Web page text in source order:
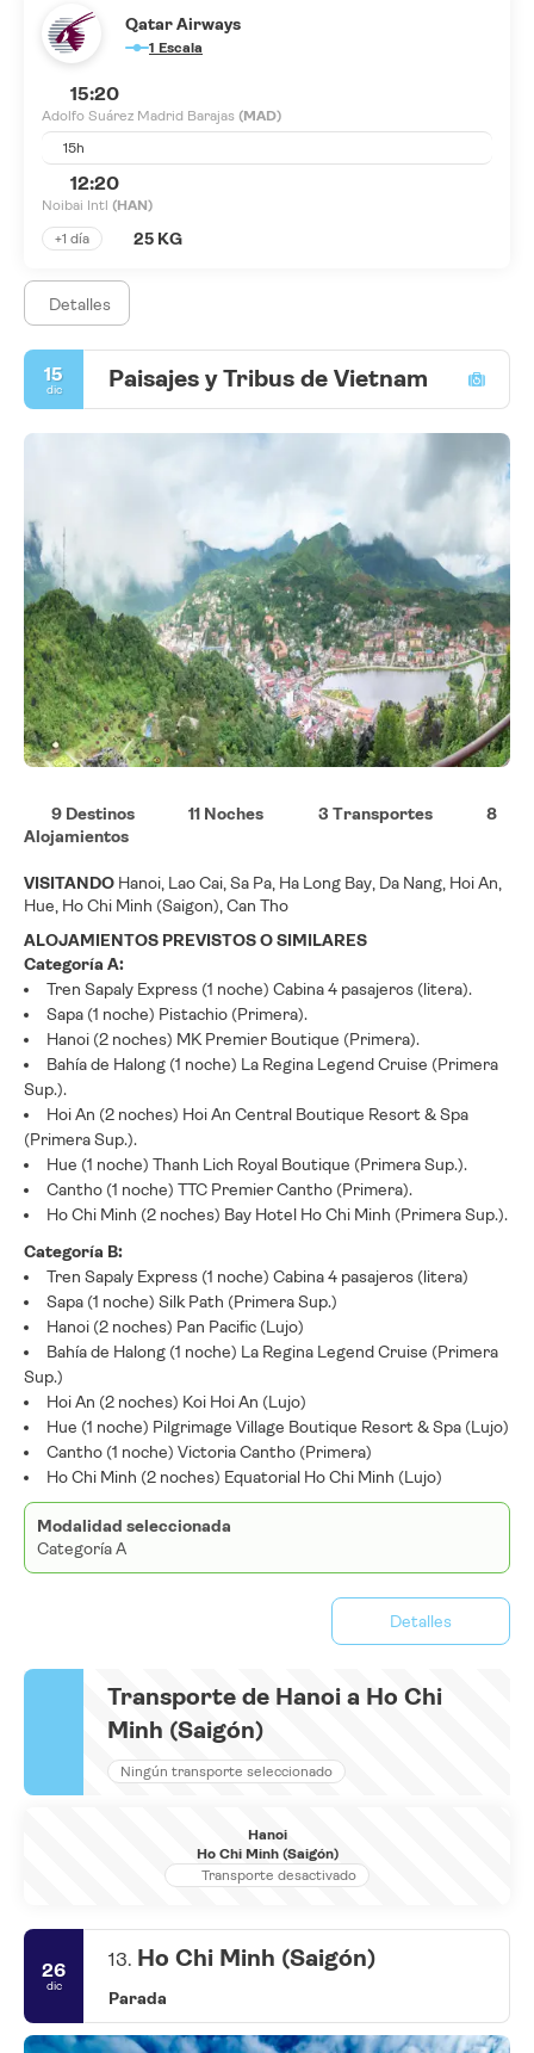
Qatar Airways
1 Escala
15:20
Adolfo Suárez Madrid Barajas (MAD)
15h
12:20
Noibai Intl (HAN)
+1 día
25 KG
Detalles
15
dic Paisajes y Tribus de Vietnam
9 Destinos 11 Noches 3 Transportes
8
Alojamientos
VISITANDO Hanoi, Lao Cai, Sa Pa, Ha Long Bay, Da Nang, Hoi An,
Hue, Ho Chi Minh (Saigon), Can Tho
ALOJAMIENTOS PREVISTOS O SIMILARES
Categoría A:
Tren Sapaly Express (1 noche) Cabina 4 pasajeros (litera).
Sapa (1 noche) Pistachio (Primera).
Hanoi (2 noches) MK Premier Boutique (Primera).
Bahía de Halong (1 noche) La Regina Legend Cruise (Primera
Sup.).
Hoi An (2 noches) Hoi An Central Boutique Resort & Spa
(Primera Sup.).
Hue (1 noche) Thanh Lich Royal Boutique (Primera Sup.).
Cantho (1 noche) TTC Premier Cantho (Primera).
Ho Chi Minh (2 noches) Bay Hotel Ho Chi Minh (Primera Sup.).
Categoría B:
Tren Sapaly Express (1 noche) Cabina 4 pasajeros (litera)
Sapa (1 noche) Silk Path (Primera Sup.)
Hanoi (2 noches) Pan Pacific (Lujo)
Bahía de Halong (1 noche) La Regina Legend Cruise (Primera
Sup.)
Hoi An (2 noches) Koi Hoi An (Lujo)
Hue (1 noche) Pilgrimage Village Boutique Resort & Spa (Lujo)
Cantho (1 noche) Victoria Cantho (Primera)
Ho Chi Minh (2 noches) Equatorial Ho Chi Minh (Lujo)
Modalidad seleccionada
Categoría A
Detalles
Transporte de Hanoi a Ho Chi
Minh (Saigón)
Ningún transporte seleccionado
Hanoi
Ho Chi Minh (Saigón)
Transporte desactivado
26
dic
13. Ho Chi Minh (Saigón)
Parada